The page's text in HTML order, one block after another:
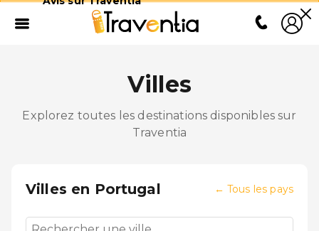
Villes
Explorez toutes les destinations disponibles sur
Traventia
Villes en Portugal ←Tous les pays